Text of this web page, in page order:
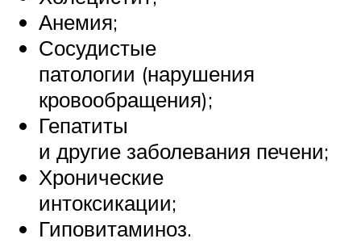
Анемия;
Сосудистые
патологии (нарушения
кровообращения);
Гепатиты
и другие заболевания печени;
Хронические
интоксикации;
Гиповитаминоз.